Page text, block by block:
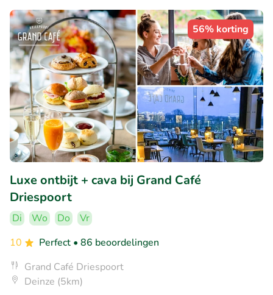
56% korting
Luxe ontbijt + cava bij Grand Café
Driespoort
Di Wo Do
Vr
10
Perfect • 86 beoordelingen
Grand Café Driespoort
Deinze (5km)